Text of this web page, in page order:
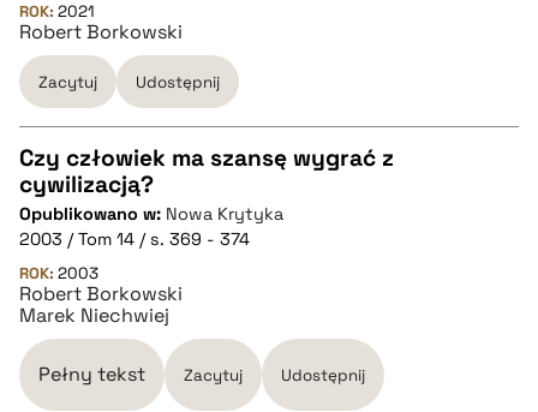
pobierz cytat
BIBTEX
pobierz cytat
ROK: 2021
Robert Borkowski
Zacytuj Udostępnij
CZYSTY TEKST
pobierz cytat
BIBTEX
Czy człowiek ma szansę wygrać z
cywilizacją?
Opublikowano w: Nowa Krytyka
2003 / Tom 14 / s. 369 - 374
ROK: 2003
Robert Borkowski
Marek Niechwiej
Pełny tekst Zacytuj Udostępnij